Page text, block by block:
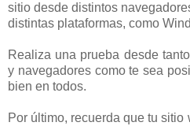
sitio desde distintos
distintas plataformas, como
Realiza una prueba desde
y navegadores como te sea
bien en todos.
Por último, recuerda que tu